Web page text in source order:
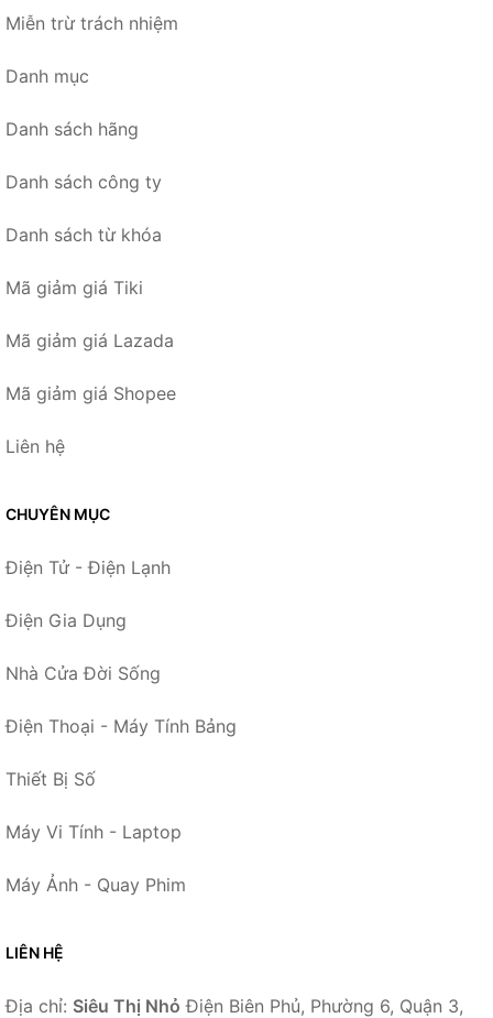
Miễn trừ trách nhiệm
Danh mục
Danh sách hãng
Danh sách công ty
Danh sách từ khóa
Mã giảm giá Tiki
Mã giảm giá Lazada
Mã giảm giá Shopee
Liên hệ
CHUYÊN MỤC
Điện Tử - Điện Lạnh
Điện Gia Dụng
Nhà Cửa Đời Sống
Điện Thoại - Máy Tính Bảng
Thiết Bị Số
Máy Vi Tính - Laptop
Máy Ảnh - Quay Phim
LIÊN HỆ
Địa chỉ: Siêu Thị Nhỏ Điện Biên Phủ, Phường 6, Quận 3,